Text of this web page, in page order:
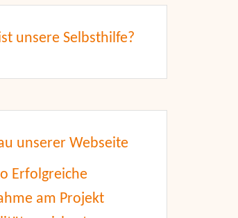
unsere Selbsthilfe?
unserer Webseite